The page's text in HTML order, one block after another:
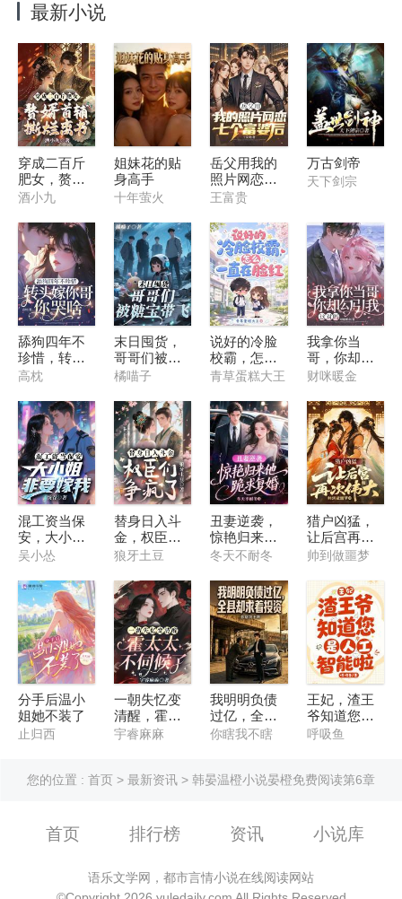
最新小说
穿成二百斤
肥女，赘婿
首辅撕烂离
酒小九
姐妹花的贴
身高手
十年萤火
岳父用我的
照片网恋七
个富婆后
王富贵
万古剑帝
天下剑宗
舔狗四年不
珍惜，转头
嫁你哥你哭
高枕
末日囤货，
哥哥们被糖
宝带飞
橘喵子
说好的冷脸
校霸，怎么
一直在脸红
青草蛋糕大王
我拿你当
哥，你却勾
引我，这对
财咪暖金
混工资当保
安，大小姐
非要嫁我
吴小怂
替身日入斗
金，权臣们
争疯了
狼牙土豆
丑妻逆袭，
惊艳归来他
跪求复婚
冬天不耐冬
猎户凶猛，
让后宫再次
伟大
帅到做噩梦
分手后温小
姐她不装了
止归西
一朝失忆变
清醒，霍太
太不伺候了
宇睿麻麻
我明明负债
过亿，全县
却求着投资
你瞎我不瞎
王妃，渣王
爷知道您是
人工智能啦
呼吸鱼
您的位置 : 首页 > 最新资讯 > 韩晏温橙小说晏橙免费阅读第6章
首页 排行榜 资讯 小说库
语乐文学网，都市言情小说在线阅读网站